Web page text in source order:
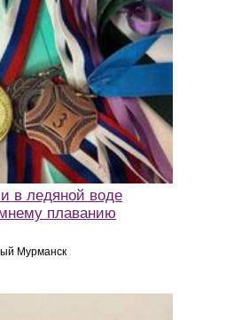
в ледяной воде
плаванию
Мурманск